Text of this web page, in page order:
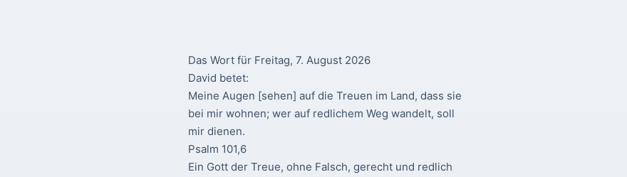
Das Wort für Freitag, 7. August 2026
David betet:
Meine Augen [sehen] auf die Treuen im Land, dass sie
bei mir wohnen; wer auf redlichem Weg wandelt, soll
mir dienen.
Psalm 101,6
Ein Gott der Treue, ohne Falsch, gerecht und redlich